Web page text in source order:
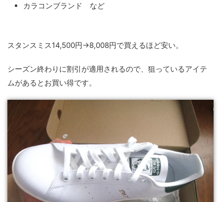
カラコンブランド など
スタンスミス14,500円→8,008円で買えるほど安い。
シーズン終わりに割引が適用されるので、狙っているアイテ
ムがあるとお買い得です。